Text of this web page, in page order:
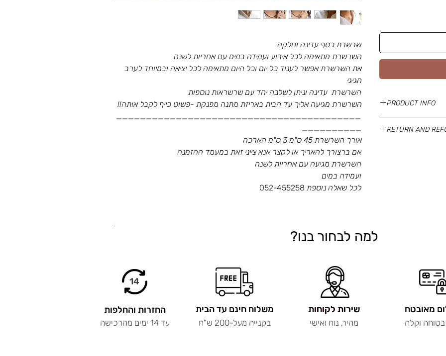
שרשרת כסף עדינה וחלקה
השרשרת מתאימה לכל אירוע ועמידה במים עם אחריות לשנה
את השרשרת אפשר לענוד כל יום וכל היום מתאימה לכל יציאה ובמיוחד לערב
חגיגי
השרשרת עדינה וניתן לשלבה יחד עם שרשראות נוספות
השרשרת מגיעה אליך עד הבית באריזת מתנה מפנקת -פשוט כייף לקבל אותה!!
_________________________________________
__________
אורך השרשרת 45 ס"מ 3 ס"מ הארכה
אם ברצורך להאריך או לקצר אנא צייני זאת במעמד ההזמנה
השרשרת מגיעה עם אחריות לשנה
ועמידה במים
לכל שאלה נוספת 052-455258
PRODUCT INFO
about your product
item. Buyers like to
RETURN AND
customers know what
.
למה לבחור בנו?
14
החזרות והחלפות
עד 14 ימים מהרכישה
משלוח חינם עד הבית
בקנייה מעל-200 ש"ח
שירות לקוחות
שירות לקוחות
מהיר, נוח ואישי
מאובטח
בטוחה וקלה